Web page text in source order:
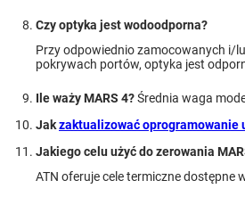
Czy optyka jest wodoodporna?
Przy odpowiednio zamocowanych i/
pokrywach portów, optyka jest
Ile waży MARS 4?Średnia waga
Jakzaktualizować oprogramowanie
Jakiego celu użyć do zerowania
ATN oferuje cele termiczne dostępne